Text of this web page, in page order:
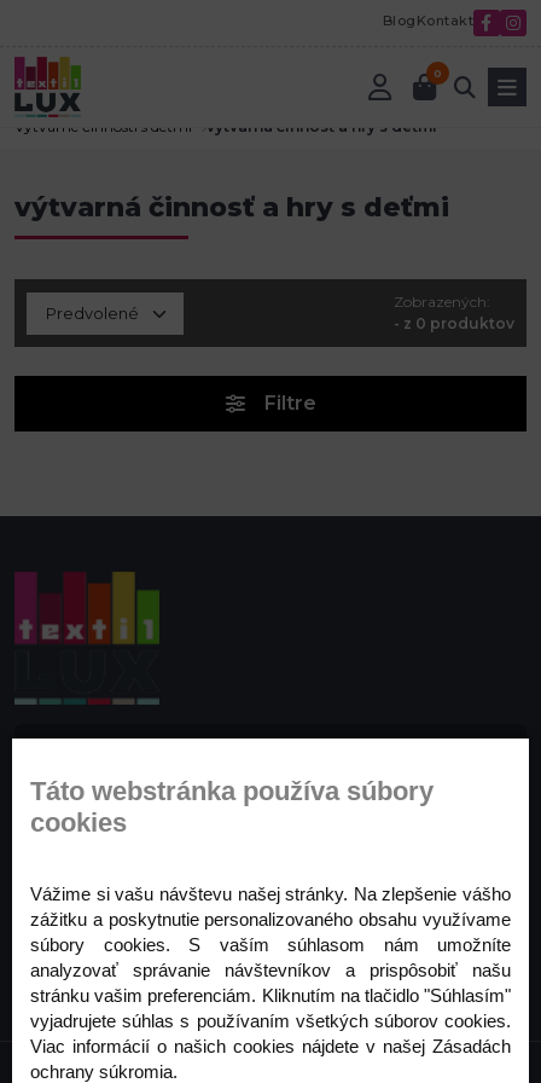
Blog Kontakt
0
Úvod
Kreatívne potreby
Výtvarné činnosti s deťmi
výtvarná činnosť a hry s deťmi
výtvarná činnosť a hry s deťmi
Zobrazených:
- z 0 produktov
Filtre
Buďte prvý, kto to vie. Zaregistrujte sa na odber
noviniek ešte dnes
Odoberať
Táto webstránka používa súbory
cookies
Vážime si vašu návštevu našej stránky. Na zlepšenie vášho
zážitku a poskytnutie personalizovaného obsahu využívame
súbory cookies. S vaším súhlasom nám umožníte
analyzovať správanie návštevníkov a prispôsobiť našu
stránku vašim preferenciám. Kliknutím na tlačidlo "Súhlasím"
vyjadrujete súhlas s používaním všetkých súborov cookies.
Viac informácií o našich cookies nájdete v našej Zásadách
ochrany súkromia.